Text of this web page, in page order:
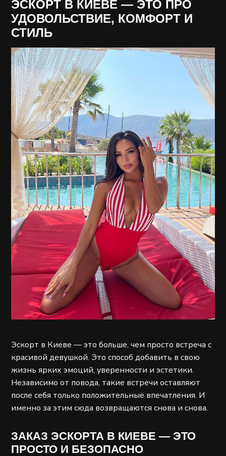
ЭСКОРТ В КИЕВЕ — ЭТО ПРО
УДОВОЛЬСТВИЕ, КОМФОРТ И
СТИЛЬ
Эскорт в Киеве — это больше, чем просто встреча с
красивой девушкой. Это способ добавить в свою
жизнь ярких эмоций, уверенности и эстетики.
Независимо от повода, такие встречи оставляют
после себя только положительные впечатления. И
именно за этим сюда возвращаются снова и снова.
ЗАКАЗ ЭСКОРТА В КИЕВЕ — ЭТО
ПРОСТО И БЕЗОПАСНО